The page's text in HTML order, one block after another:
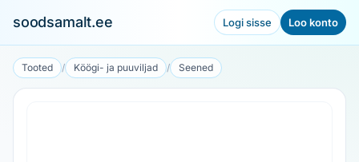
soodsamalt.ee Logi sisse Loo konto
Tooted / Köögi- ja puuviljad / Seened